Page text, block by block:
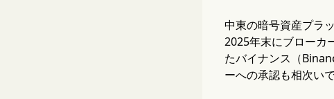
中東の暗号資産プラ
2025年末にブローカ
たバイナンス（
ーへの承認も相次いで